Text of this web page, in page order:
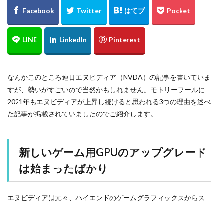
なんかこのところ連日エヌビディア（NVDA）の記事を書いていま
すが、勢いがすごいので当然かもしれません。モトリーフールに
2021年もエヌビディアが上昇し続けると思われる3つの理由を述べ
た記事が掲載されていましたのでご紹介します。
新しいゲーム用GPUのアップグレード
は始まったばかり
エヌビディアは元々、ハイエンドのゲームグラフィックスからス